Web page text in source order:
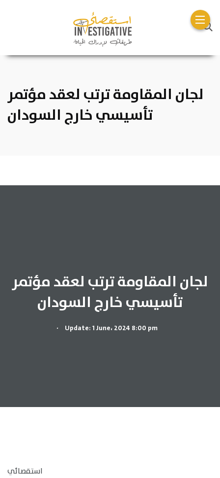
لجان المقاومة ترتب لعقد مؤتمر
تأسيسي خارج السودان
لجان المقاومة ترتب لعقد مؤتمر
تأسيسي خارج السودان
. Update: 1 June، 2024 8:00 pm
استقصائي